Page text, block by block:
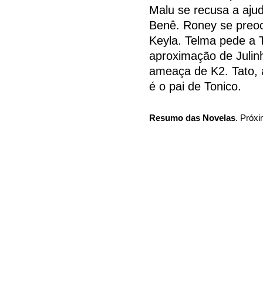
Malu se recusa a
Benê. Roney se
Keyla. Telma pede a
aproximação de
ameaça de K2. Tato,
é o pai de Tonico.
Resumo das Novelas.